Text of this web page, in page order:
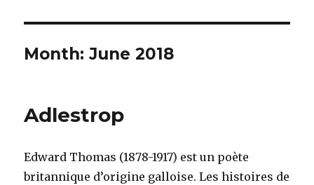
Month: June 2018
Adlestrop
Edward Thomas (1878-1917) est un poète
britannique d’origine galloise. Les histoires de